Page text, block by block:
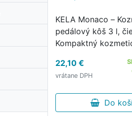
KELA Monaco –
pedálový kôš 3 l,
Kompaktný
povrchom
kôš KELA Monaco
farbe je praktickým
do kúpeľne.
22,10 €
vrátane DPH
Do